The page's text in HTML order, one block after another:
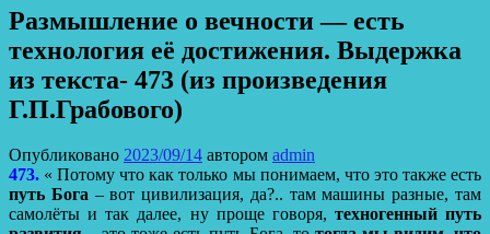
Размышление о вечности — есть
технология её достижения. Выдержка
из текста- 473 (из произведения
Г.П.Грабового)
Опубликовано 2023/09/14 автором admin
473. « Потому что как только мы понимаем, что это также есть
путь Бога– вот цивилизация, да?.. там машины разные, там
самолёты и так далее, ну проще говоря, техногенный путь